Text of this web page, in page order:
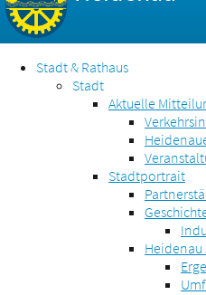
Stadt & Rathaus
Stadt
Aktuelle
Stadtportrait
Heidenau